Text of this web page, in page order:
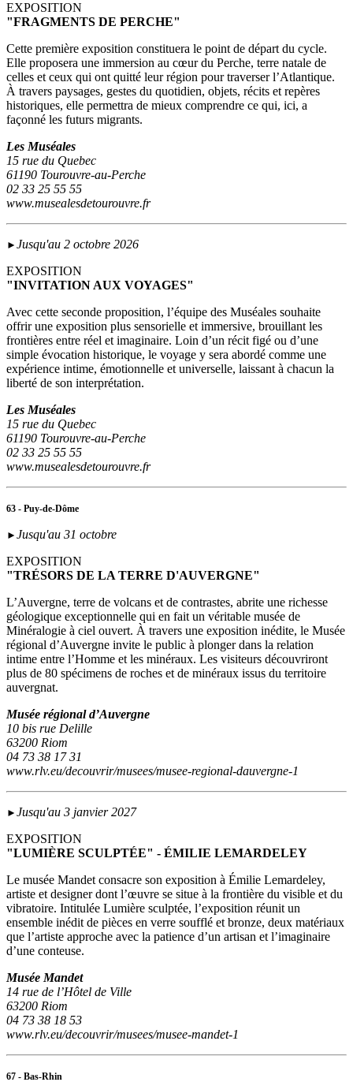
EXPOSITION
"FRAGMENTS DE PERCHE"
Cette première exposition constituera le point de départ du cycle.
Elle proposera une immersion au cœur du Perche, terre natale de
celles et ceux qui ont quitté leur région pour traverser l’Atlantique.
À travers paysages, gestes du quotidien, objets, récits et repères
historiques, elle permettra de mieux comprendre ce qui, ici, a
façonné les futurs migrants.
Les Muséales
15 rue du Quebec
61190 Tourouvre-au-Perche
02 33 25 55 55
www.musealesdetourouvre.fr
► Jusqu'au 2 octobre 2026
EXPOSITION
"INVITATION AUX VOYAGES"
Avec cette seconde proposition, l’équipe des Muséales souhaite
offrir une exposition plus sensorielle et immersive, brouillant les
frontières entre réel et imaginaire. Loin d’un récit figé ou d’une
simple évocation historique, le voyage y sera abordé comme une
expérience intime, émotionnelle et universelle, laissant à chacun la
liberté de son interprétation.
Les Muséales
15 rue du Quebec
61190 Tourouvre-au-Perche
02 33 25 55 55
www.musealesdetourouvre.fr
63 - Puy-de-Dôme
► Jusqu'au 31 octobre
EXPOSITION
"TRÉSORS DE LA TERRE D'AUVERGNE"
L’Auvergne, terre de volcans et de contrastes, abrite une richesse
géologique exceptionnelle qui en fait un véritable musée de
Minéralogie à ciel ouvert. À travers une exposition inédite, le Musée
régional d’Auvergne invite le public à plonger dans la relation
intime entre l’Homme et les minéraux. Les visiteurs découvriront
plus de 80 spécimens de roches et de minéraux issus du territoire
auvergnat.
Musée régional d’Auvergne
10 bis rue Delille
63200 Riom
04 73 38 17 31
www.rlv.eu/decouvrir/musees/musee-regional-dauvergne-1
► Jusqu'au 3 janvier 2027
EXPOSITION
"LUMIÈRE SCULPTÉE" - ÉMILIE LEMARDELEY
Le musée Mandet consacre son exposition à Émilie Lemardeley,
artiste et designer dont l’œuvre se situe à la frontière du visible et du
vibratoire. Intitulée Lumière sculptée, l’exposition réunit un
ensemble inédit de pièces en verre soufflé et bronze, deux matériaux
que l’artiste approche avec la patience d’un artisan et l’imaginaire
d’une conteuse.
Musée Mandet
14 rue de l’Hôtel de Ville
63200 Riom
04 73 38 18 53
www.rlv.eu/decouvrir/musees/musee-mandet-1
67 - Bas-Rhin